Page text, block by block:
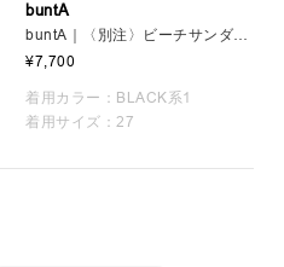
buntA
buntA｜〈別注〉ビーチサンダル BLACK MEN
¥7,700
着用カラー：BLACK系1
着用サイズ：27